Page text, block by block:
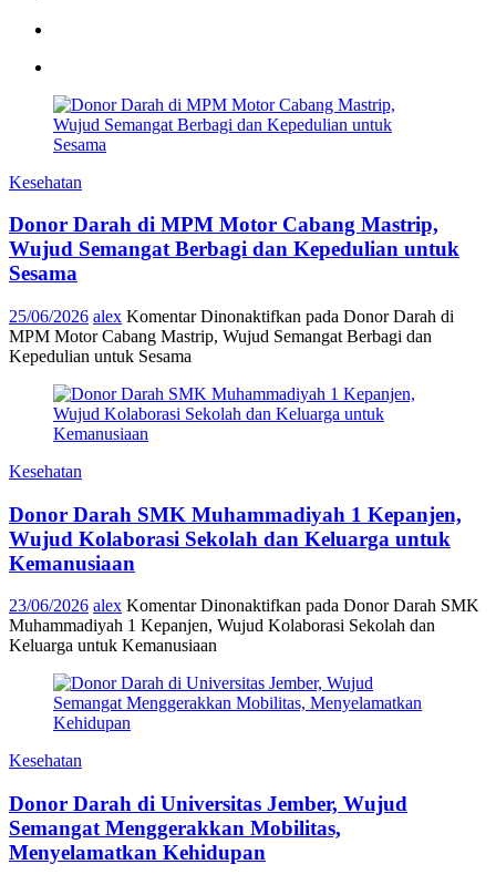
Kesehatan
Donor Darah di MPM Motor Cabang Mastrip,
Wujud Semangat Berbagi dan Kepedulian untuk
Sesama
25/06/2026 alex Komentar Dinonaktifkan pada Donor Darah di
MPM Motor Cabang Mastrip, Wujud Semangat Berbagi dan
Kepedulian untuk Sesama
Kesehatan
Donor Darah SMK Muhammadiyah 1 Kepanjen,
Wujud Kolaborasi Sekolah dan Keluarga untuk
Kemanusiaan
23/06/2026 alex Komentar Dinonaktifkan pada Donor Darah SMK
Muhammadiyah 1 Kepanjen, Wujud Kolaborasi Sekolah dan
Keluarga untuk Kemanusiaan
Kesehatan
Donor Darah di Universitas Jember, Wujud
Semangat Menggerakkan Mobilitas,
Menyelamatkan Kehidupan